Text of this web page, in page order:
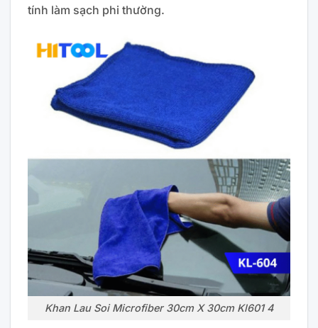
tính làm sạch phi thường.
Khan Lau Soi Microfiber 30cm X 30cm Kl601 4